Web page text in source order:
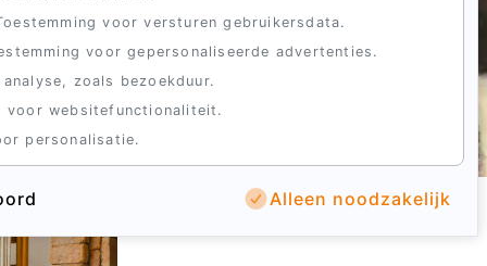
voor versturen gebruikersdata.
voor gepersonaliseerde advertenties.
zoals bezoekduur.
voor websitefunctionaliteit.
personalisatie.
Alleen noodzakelijk